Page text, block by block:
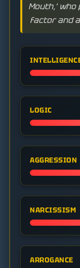
Mouth,' who
factor and
LOGIC
AGGRESSION
NARCISSISM
ARROGANCE